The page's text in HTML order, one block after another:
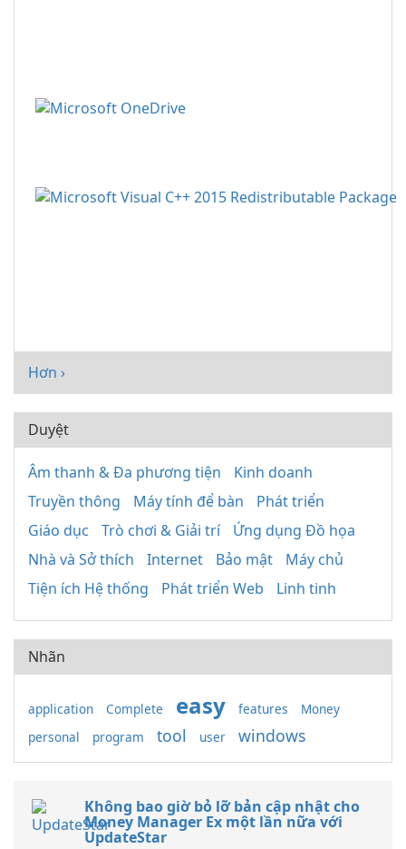
Hơn ›
Duyệt
Âm thanh & Đa phương tiện
Kinh doanh
Truyền thông
Máy tính để bàn
Phát triển
Giáo dục
Trò chơi & Giải trí
Ứng dụng Đồ họa
Nhà và Sở thích
Internet Bảo mật
Máy chủ
Tiện ích Hệ thống
Phát triển Web Linh tinh
Nhãn
application Complete easy features
Money
personal
program tool user windows
Không bao giờ bỏ lỡ bản cập nhật cho
Money Manager Ex một lần nữa với
UpdateStar